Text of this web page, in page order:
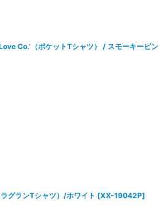
Co.’（ポケットTシャツ） / スモーキーピン
グランTシャツ）/ホワイト [XX-19042P]